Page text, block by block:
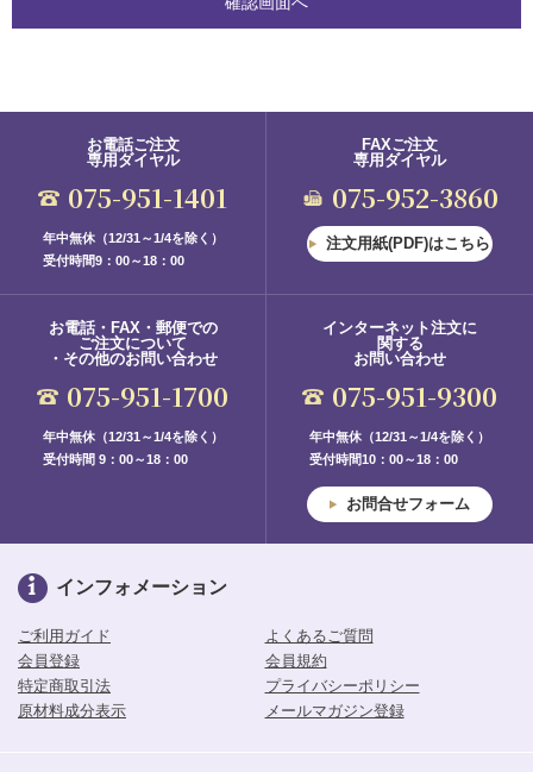
お電話ご注文
専用ダイヤル
075-951-1401
年中無休（12/31～1/4を除く）
受付時間9：00～18：00
FAXご注文
専用ダイヤル
075-952-3860
注文用紙(PDF)はこちら
お電話・FAX・郵便での
ご注文について
・その他のお問い合わせ
075-951-1700
年中無休（12/31～1/4を除く）
受付時間 9：00～18：00
インターネット注文に
関する
お問い合わせ
075-951-9300
年中無休（12/31～1/4を除く）
受付時間10：00～18：00
お問合せフォーム
インフォメーション
ご利用ガイド
よくあるご質問
会員登録
会員規約
特定商取引法
プライバシーポリシー
原材料成分表示
メールマガジン登録